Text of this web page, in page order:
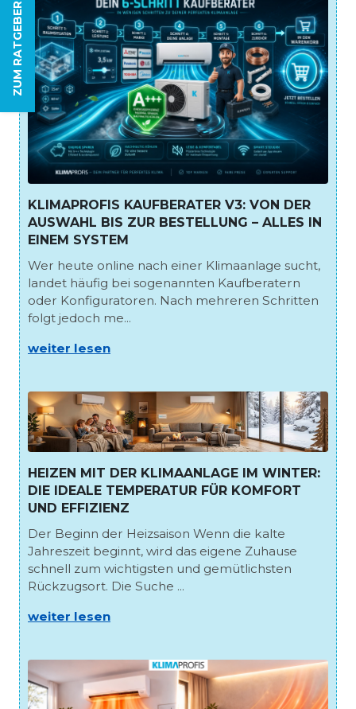
ZUM RATGEBER
KLIMAPROFIS KAUFBERATER V3: VON DER
AUSWAHL BIS ZUR BESTELLUNG – ALLES IN
EINEM SYSTEM
Wer heute online nach einer Klimaanlage sucht,
landet häufig bei sogenannten Kaufberatern
oder Konfiguratoren. Nach mehreren Schritten
folgt jedoch me...
weiter lesen
HEIZEN MIT DER KLIMAANLAGE IM WINTER:
DIE IDEALE TEMPERATUR FÜR KOMFORT
UND EFFIZIENZ
Der Beginn der Heizsaison Wenn die kalte
Jahreszeit beginnt, wird das eigene Zuhause
schnell zum wichtigsten und gemütlichsten
Rückzugsort. Die Suche ...
weiter lesen